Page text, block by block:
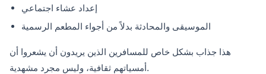
إعداد عشاء اجتماعي
الموسيقى والمحادثة بدلاً من أجواء المطعم الرسمية
هذا جذاب بشكل خاص للمسافرين الذين يريدون أن يشعروا أن
أمسياتهم ثقافية، وليس مجرد مشهدية.